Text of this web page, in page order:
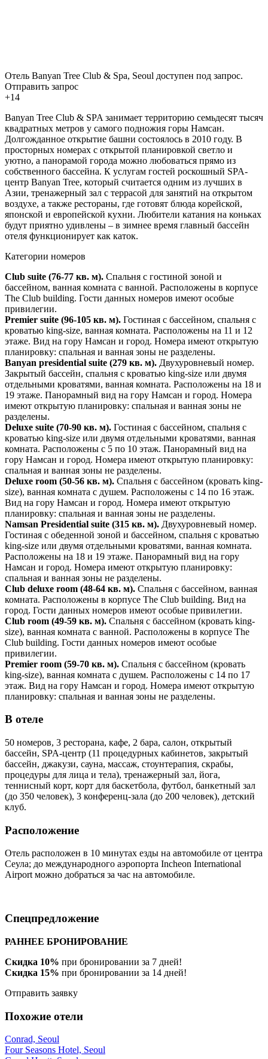
Отель Banyan Tree Club & Spa, Seoul доступен под запрос.
Отправить запрос
+14
Banyan Tree Club & SPA занимает территорию семьдесят тысяч
квадратных метров у самого подножия горы Намсан.
Долгожданное открытие башни состоялось в 2010 году. В
просторных номерах с открытой планировкой светло и
уютно, а панорамой города можно любоваться прямо из
собственного бассейна. К услугам гостей роскошный SPA-
центр Banyan Tree, который считается одним из лучших в
Азии, тренажерный зал с террасой для занятий на открытом
воздухе, а также рестораны, где готовят блюда корейской,
японской и европейской кухни. Любители катания на коньках
будут приятно удивлены – в зимнее время главный бассейн
отеля функционирует как каток.
Категории номеров
Club suite (76-77 кв. м). Спальня с гостиной зоной и
бассейном, ванная комната с ванной. Расположены в корпусе
The Club building. Гости данных номеров имеют особые
привилегии.
Premier suite (96-105 кв. м). Гостиная с бассейном, спальня с
кроватью king-size, ванная комната. Расположены на 11 и 12
этаже. Вид на гору Намсан и город. Номера имеют открытую
планировку: спальная и ванная зоны не разделены.
Banyan presidential suite (279 кв. м). Двухуровневый номер.
Закрытый бассейн, спальня с кроватью king-size или двумя
отдельными кроватями, ванная комната. Расположены на 18 и
19 этаже. Панорамный вид на гору Намсан и город. Номера
имеют открытую планировку: спальная и ванная зоны не
разделены.
Deluxe suite (70-90 кв. м). Гостиная с бассейном, спальня с
кроватью king-size или двумя отдельными кроватями, ванная
комната. Расположены с 5 по 10 этаж. Панорамный вид на
гору Намсан и город. Номера имеют открытую планировку:
спальная и ванная зоны не разделены.
Deluxe room (50-56 кв. м). Спальня с бассейном (кровать king-
size), ванная комната с душем. Расположены с 14 по 16 этаж.
Вид на гору Намсан и город. Номера имеют открытую
планировку: спальная и ванная зоны не разделены.
Namsan Presidential suite (315 кв. м). Двухуровневый номер.
Гостиная с обеденной зоной и бассейном, спальня с кроватью
king-size или двумя отдельными кроватями, ванная комната.
Расположены на 18 и 19 этаже. Панорамный вид на гору
Намсан и город. Номера имеют открытую планировку:
спальная и ванная зоны не разделены.
Club deluxe room (48-64 кв. м). Спальня с бассейном, ванная
комната. Расположены в корпусе The Club building. Вид на
город. Гости данных номеров имеют особые привилегии.
Club room (49-59 кв. м). Спальня с бассейном (кровать king-
size), ванная комната с ванной. Расположены в корпусе The
Club building. Гости данных номеров имеют особые
привилегии.
Premier room (59-70 кв. м). Спальня с бассейном (кровать
king-size), ванная комната с душем. Расположены с 14 по 17
этаж. Вид на гору Намсан и город. Номера имеют открытую
планировку: спальная и ванная зоны не разделены.
В отеле
50 номеров, 3 ресторана, кафе, 2 бара, салон, открытый
бассейн, SPA-центр (11 процедурных кабинетов, закрытый
бассейн, джакузи, сауна, массаж, стоунтерапия, скрабы,
процедуры для лица и тела), тренажерный зал, йога,
теннисный корт, корт для баскетбола, футбол, банкетный зал
(до 350 человек), 3 конференц-зала (до 200 человек), детский
клуб.
Расположение
Отель расположен в 10 минутах езды на автомобиле от центра
Сеула; до международного аэропорта Incheon International
Airport можно добраться за час на автомобиле.
Спецпредложение
РАННЕЕ БРОНИРОВАНИЕ
Скидка 10% при бронировании за 7 дней!
Скидка 15% при бронировании за 14 дней!
Отправить заявку
Похожие отели
Conrad, Seoul
Four Seasons Hotel, Seoul